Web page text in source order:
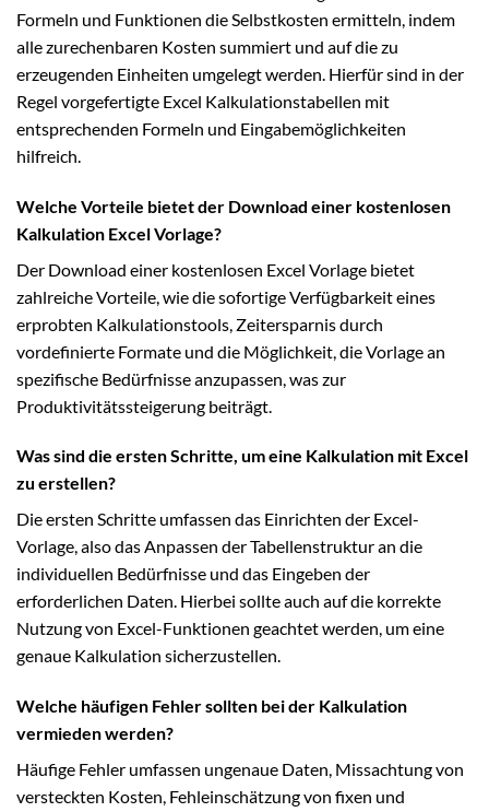
Formeln und Funktionen die Selbstkosten ermitteln, indem
alle zurechenbaren Kosten summiert und auf die zu
erzeugenden Einheiten umgelegt werden. Hierfür sind in der
Regel vorgefertigte Excel Kalkulationstabellen mit
entsprechenden Formeln und Eingabemöglichkeiten
hilfreich.
Welche Vorteile bietet der Download einer kostenlosen
Kalkulation Excel Vorlage?
Der Download einer kostenlosen Excel Vorlage bietet
zahlreiche Vorteile, wie die sofortige Verfügbarkeit eines
erprobten Kalkulationstools, Zeitersparnis durch
vordefinierte Formate und die Möglichkeit, die Vorlage an
spezifische Bedürfnisse anzupassen, was zur
Produktivitätssteigerung beiträgt.
Was sind die ersten Schritte, um eine Kalkulation mit Excel
zu erstellen?
Die ersten Schritte umfassen das Einrichten der Excel-
Vorlage, also das Anpassen der Tabellenstruktur an die
individuellen Bedürfnisse und das Eingeben der
erforderlichen Daten. Hierbei sollte auch auf die korrekte
Nutzung von Excel-Funktionen geachtet werden, um eine
genaue Kalkulation sicherzustellen.
Welche häufigen Fehler sollten bei der Kalkulation
vermieden werden?
Häufige Fehler umfassen ungenaue Daten, Missachtung von
versteckten Kosten, Fehleinschätzung von fixen und